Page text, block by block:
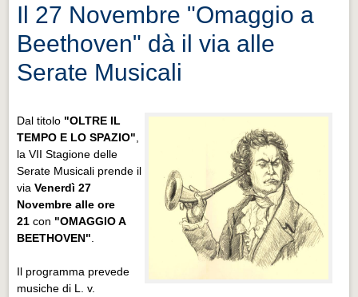
Il 27 Novembre "Omaggio a
Beethoven" dà il via alle
Serate Musicali
Dal titolo "OLTRE IL
TEMPO E LO SPAZIO"
la VII Stagione delle
Serate Musicali prende il
viaVenerdì 27
Novembre alle ore
21 con "OMAGGIO A
BEETHOVEN"
Il programma prevede
musiche di L. v.